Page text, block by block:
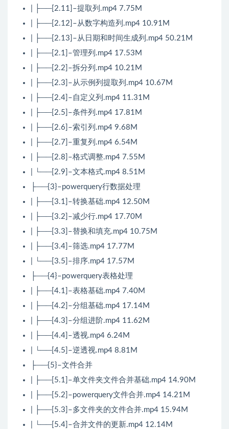
| ├──[2.11]–提取列.mp4 7.75M
| ├──[2.12]–从数字构造列.mp4 10.91M
| ├──[2.13]–从日期和时间生成列.mp4 50.21M
| ├──[2.1]–管理列.mp4 17.53M
| ├──[2.2]–拆分列.mp4 10.21M
| ├──[2.3]–从示例列提取列.mp4 10.67M
| ├──[2.4]–自定义列.mp4 11.31M
| ├──[2.5]–条件列.mp4 17.81M
| ├──[2.6]–索引列.mp4 9.68M
| ├──[2.7]–重复列.mp4 6.54M
| ├──[2.8]–格式调整.mp4 7.55M
| └──[2.9]–文本格式.mp4 8.51M
├──{3}–powerquery行数据处理
| ├──[3.1]–转换基础.mp4 12.50M
| ├──[3.2]–减少行.mp4 17.70M
| ├──[3.3]–替换和填充.mp4 10.75M
| ├──[3.4]–筛选.mp4 17.77M
| └──[3.5]–排序.mp4 17.57M
├──{4}–powerquery表格处理
| ├──[4.1]–表格基础.mp4 7.40M
| ├──[4.2]–分组基础.mp4 17.14M
| ├──[4.3]–分组进阶.mp4 11.62M
| ├──[4.4]–透视.mp4 6.24M
| └──[4.5]–逆透视.mp4 8.81M
├──{5}–文件合并
| ├──[5.1]–单文件夹文件合并基础.mp4 14.90M
| ├──[5.2]–powerquery文件合并.mp4 14.21M
| ├──[5.3]–多文件夹的文件合并.mp4 15.94M
| └──[5.4]–合并文件的更新.mp4 12.14M